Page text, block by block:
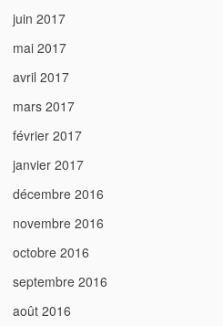
juin 2017
mai 2017
avril 2017
mars 2017
février 2017
janvier 2017
décembre 2016
novembre 2016
octobre 2016
septembre 2016
août 2016